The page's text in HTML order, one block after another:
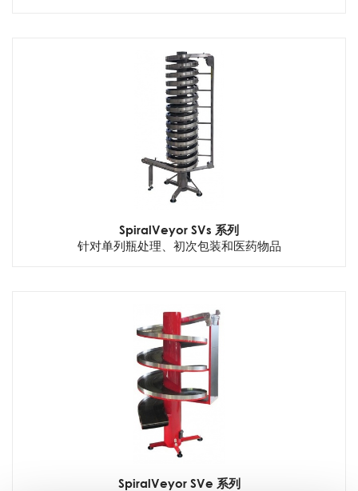
SpiralVeyor SVs 系列
针对单列瓶处理、初次包装和医药物品
SpiralVeyor SVe 系列